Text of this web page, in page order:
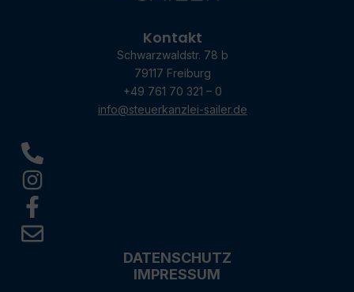
Kontakt
Schwarzwaldstr. 78 b
79117 Freiburg
+49 761 70 321 – 0
info@steuerkanzlei-sailer.de
DATENSCHUTZ
IMPRESSUM